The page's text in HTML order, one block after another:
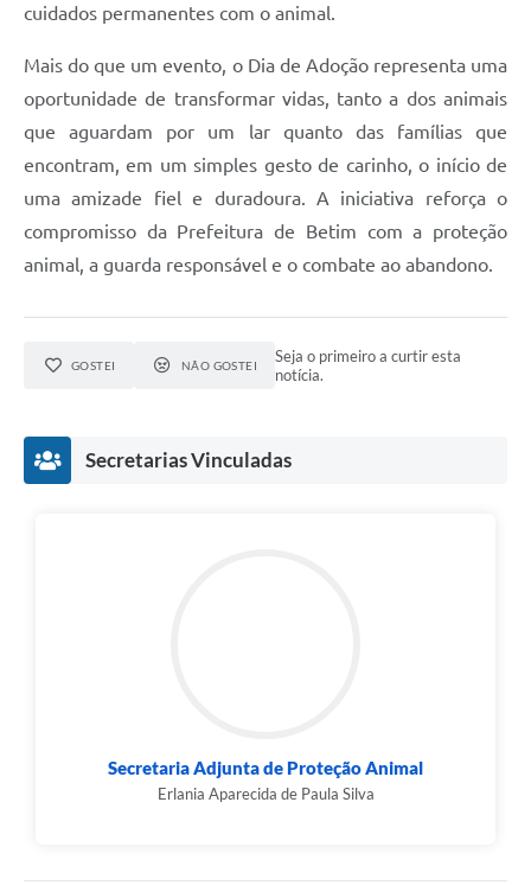
cuidados permanentes com o animal.
Mais do que um evento, o Dia de Adoção representa uma
oportunidade de transformar vidas, tanto a dos animais
que aguardam por um lar quanto das famílias que
encontram, em um simples gesto de carinho, o início de
uma amizade fiel e duradoura. A iniciativa reforça o
compromisso da Prefeitura de Betim com a proteção
animal, a guarda responsável e o combate ao abandono.
GOSTEI NÃO GOSTEI
Seja o primeiro a curtir esta
notícia.
Secretarias Vinculadas
Secretaria Adjunta de Proteção Animal
Erlania Aparecida de Paula Silva